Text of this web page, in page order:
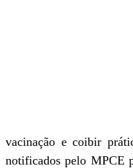
vacinação e coibir
notificados pelo MPCE